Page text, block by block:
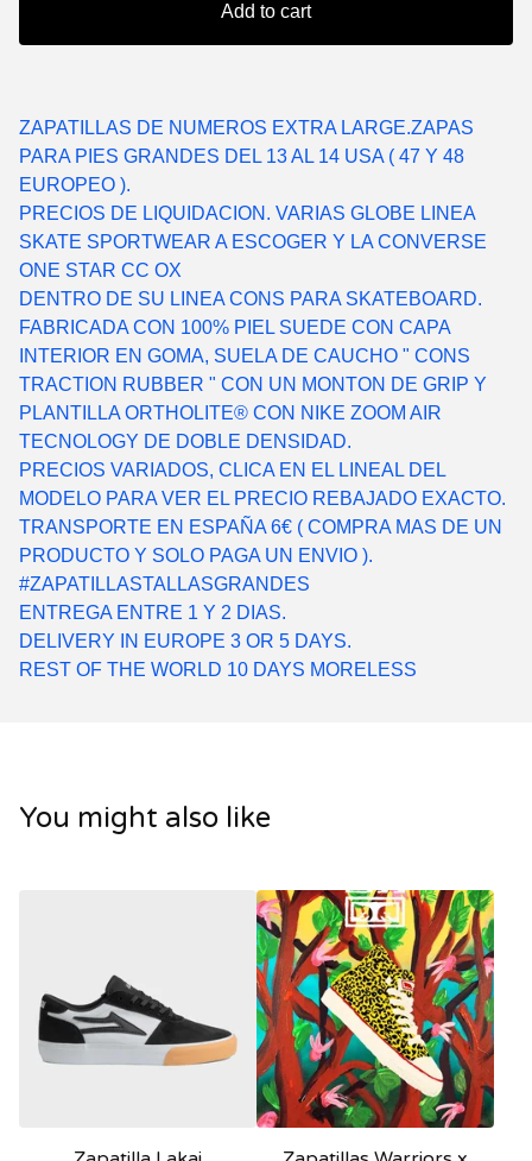
Add to cart
ZAPATILLAS DE NUMEROS EXTRA LARGE.ZAPAS
PARA PIES GRANDES DEL 13 AL 14 USA ( 47 Y 48
EUROPEO ).
PRECIOS DE LIQUIDACION. VARIAS GLOBE LINEA
SKATE SPORTWEAR A ESCOGER Y LA CONVERSE
ONE STAR CC OX
DENTRO DE SU LINEA CONS PARA SKATEBOARD.
FABRICADA CON 100% PIEL SUEDE CON CAPA
INTERIOR EN GOMA, SUELA DE CAUCHO " CONS
TRACTION RUBBER " CON UN MONTON DE GRIP Y
PLANTILLA ORTHOLITE® CON NIKE ZOOM AIR
TECNOLOGY DE DOBLE DENSIDAD.
PRECIOS VARIADOS, CLICA EN EL LINEAL DEL
MODELO PARA VER EL PRECIO REBAJADO EXACTO.
TRANSPORTE EN ESPAÑA 6€ ( COMPRA MAS DE UN
PRODUCTO Y SOLO PAGA UN ENVIO ).
#ZAPATILLASTALLASGRANDES
ENTREGA ENTRE 1 Y 2 DIAS.
DELIVERY IN EUROPE 3 OR 5 DAYS.
REST OF THE WORLD 10 DAYS MORELESS
You might also like